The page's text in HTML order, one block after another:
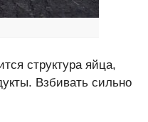
структура яйца,
Взбивать сильно